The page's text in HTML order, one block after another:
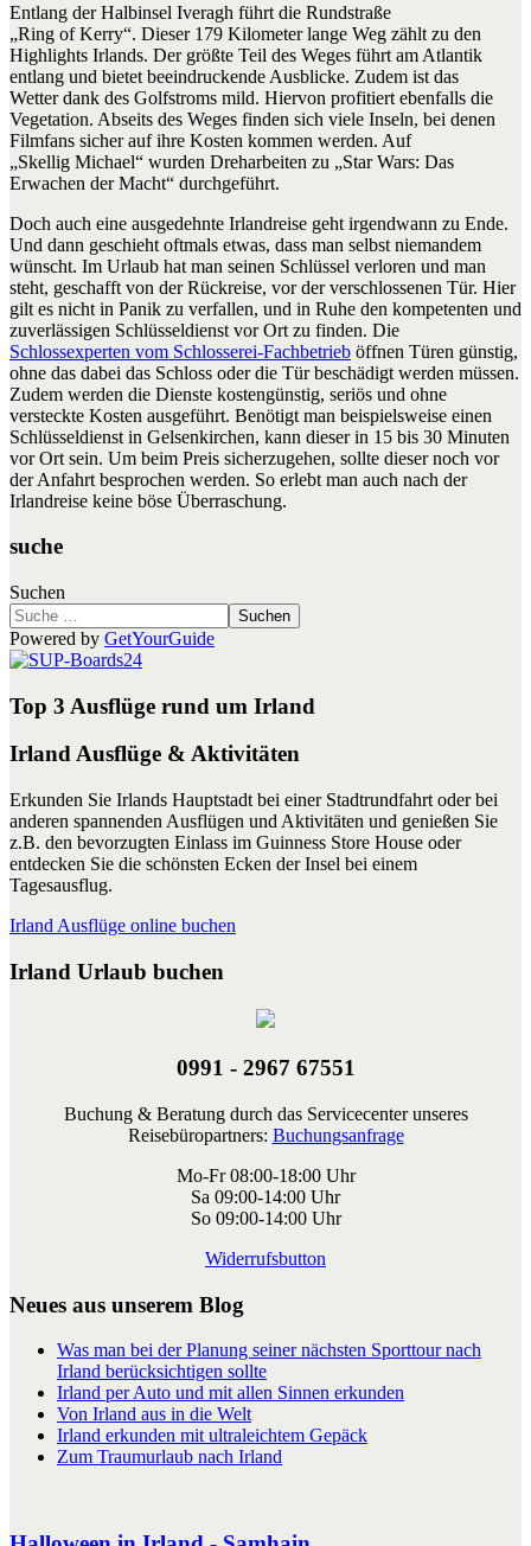
Entlang der Halbinsel Iveragh führt die Rundstraße
„Ring of Kerry“. Dieser 179 Kilometer lange Weg zählt zu den
Highlights Irlands. Der größte Teil des Weges führt am Atlantik
entlang und bietet beeindruckende Ausblicke. Zudem ist das
Wetter dank des Golfstroms mild. Hiervon profitiert ebenfalls die
Vegetation. Abseits des Weges finden sich viele Inseln, bei denen
Filmfans sicher auf ihre Kosten kommen werden. Auf
„Skellig Michael“ wurden Dreharbeiten zu „Star Wars: Das
Erwachen der Macht“ durchgeführt.
Doch auch eine ausgedehnte Irlandreise geht irgendwann zu Ende.
Und dann geschieht oftmals etwas, dass man selbst niemandem
wünscht. Im Urlaub hat man seinen Schlüssel verloren und man
steht, geschafft von der Rückreise, vor der verschlossenen Tür. Hier
gilt es nicht in Panik zu verfallen, und in Ruhe den kompetenten und
zuverlässigen Schlüsseldienst vor Ort zu finden. Die
Schlossexperten vom Schlosserei-Fachbetrieb öffnen Türen günstig,
ohne das dabei das Schloss oder die Tür beschädigt werden müssen.
Zudem werden die Dienste kostengünstig, seriös und ohne
versteckte Kosten ausgeführt. Benötigt man beispielsweise einen
Schlüsseldienst in Gelsenkirchen, kann dieser in 15 bis 30 Minuten
vor Ort sein. Um beim Preis sicherzugehen, sollte dieser noch vor
der Anfahrt besprochen werden. So erlebt man auch nach der
Irlandreise keine böse Überraschung.
suche
Suchen
Suchen
Powered by GetYourGuide
Top 3 Ausflüge rund um Irland
Irland Ausflüge & Aktivitäten
Erkunden Sie Irlands Hauptstadt bei einer Stadtrundfahrt oder bei
anderen spannenden Ausflügen und Aktivitäten und genießen Sie
z.B. den bevorzugten Einlass im Guinness Store House oder
entdecken Sie die schönsten Ecken der Insel bei einem
Tagesausflug.
Irland Ausflüge online buchen
Irland Urlaub buchen
0991 - 2967 67551
Buchung & Beratung durch das Servicecenter unseres
Reisebüropartners: Buchungsanfrage
Mo-Fr 08:00-18:00 Uhr
Sa 09:00-14:00 Uhr
So 09:00-14:00 Uhr
Widerrufsbutton
Neues aus unserem Blog
Was man bei der Planung seiner nächsten Sporttour nach
Irland berücksichtigen sollte
Irland per Auto und mit allen Sinnen erkunden
Von Irland aus in die Welt
Irland erkunden mit ultraleichtem Gepäck
Zum Traumurlaub nach Irland